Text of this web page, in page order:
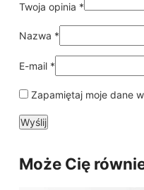
Twoja opinia *
Nazwa *
E-mail *
Zapamiętaj moje dane
Może Cię